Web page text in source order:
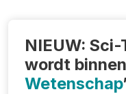
NIEUW:
wordt
Wetenschap